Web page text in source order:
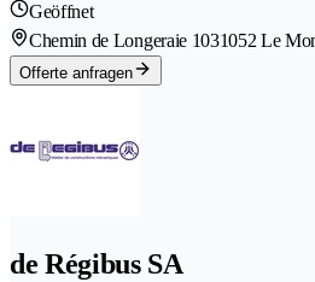
Geöffnet
Chemin de Longeraie 1031052 Le
Offerte anfragen
de Régibus SA